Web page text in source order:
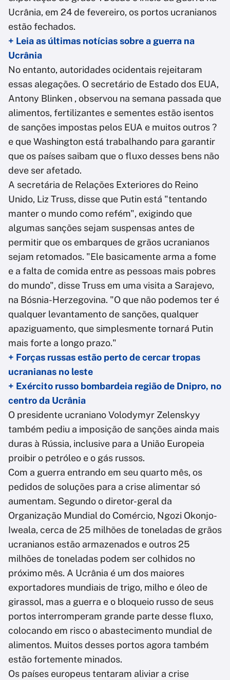
Ucrânia, em 24 de fevereiro, os portos ucranianos
estão fechados.
+ Leia as últimas notícias sobre a guerra na
Ucrânia
No entanto, autoridades ocidentais rejeitaram
essas alegações. O secretário de Estado dos EUA,
Antony Blinken , observou na semana passada que
alimentos, fertilizantes e sementes estão isentos
de sanções impostas pelos EUA e muitos outros ?
e que Washington está trabalhando para garantir
que os países saibam que o fluxo desses bens não
deve ser afetado.
A secretária de Relações Exteriores do Reino
Unido, Liz Truss, disse que Putin está "tentando
manter o mundo como refém", exigindo que
algumas sanções sejam suspensas antes de
permitir que os embarques de grãos ucranianos
sejam retomados. "Ele basicamente arma a fome
e a falta de comida entre as pessoas mais pobres
do mundo", disse Truss em uma visita a Sarajevo,
na Bósnia-Herzegovina. "O que não podemos ter é
qualquer levantamento de sanções, qualquer
apaziguamento, que simplesmente tornará Putin
mais forte a longo prazo."
+ Forças russas estão perto de cercar tropas
ucranianas no leste
+ Exército russo bombardeia região de Dnipro, no
centro da Ucrânia
O presidente ucraniano Volodymyr Zelenskyy
também pediu a imposição de sanções ainda mais
duras à Rússia, inclusive para a União Europeia
proibir o petróleo e o gás russos.
Com a guerra entrando em seu quarto mês, os
pedidos de soluções para a crise alimentar só
aumentam. Segundo o diretor-geral da
Organização Mundial do Comércio, Ngozi Okonjo-
Iweala, cerca de 25 milhões de toneladas de grãos
ucranianos estão armazenados e outros 25
milhões de toneladas podem ser colhidos no
próximo mês. A Ucrânia é um dos maiores
exportadores mundiais de trigo, milho e óleo de
girassol, mas a guerra e o bloqueio russo de seus
portos interromperam grande parte desse fluxo,
colocando em risco o abastecimento mundial de
alimentos. Muitos desses portos agora também
estão fortemente minados.
Os países europeus tentaram aliviar a crise